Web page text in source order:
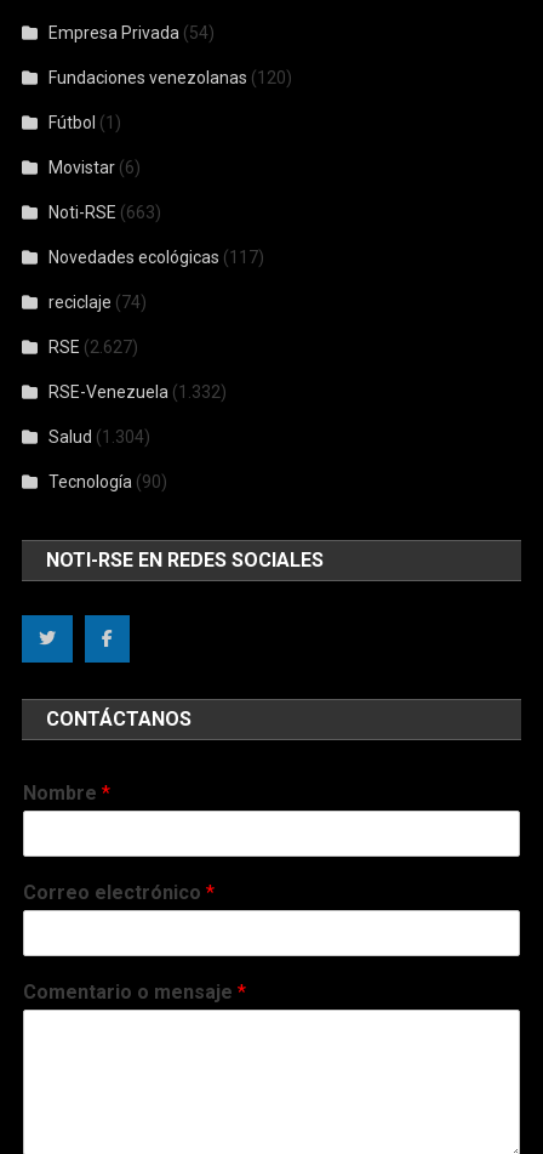
Empresa Privada (54)
Fundaciones venezolanas (120)
Fútbol (1)
Movistar (6)
Noti-RSE (663)
Novedades ecológicas (117)
reciclaje (74)
RSE (2.627)
RSE-Venezuela (1.332)
Salud (1.304)
Tecnología (90)
NOTI-RSE EN REDES SOCIALES
CONTÁCTANOS
Nombre*
Correo electrónico*
Comentario o mensaje*